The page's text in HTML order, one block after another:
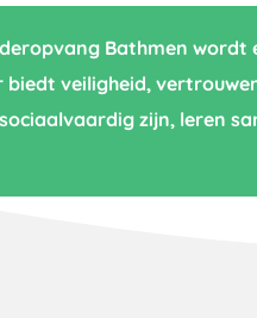
Bathmen wordt
biedt veiligheid,
zijn, leren